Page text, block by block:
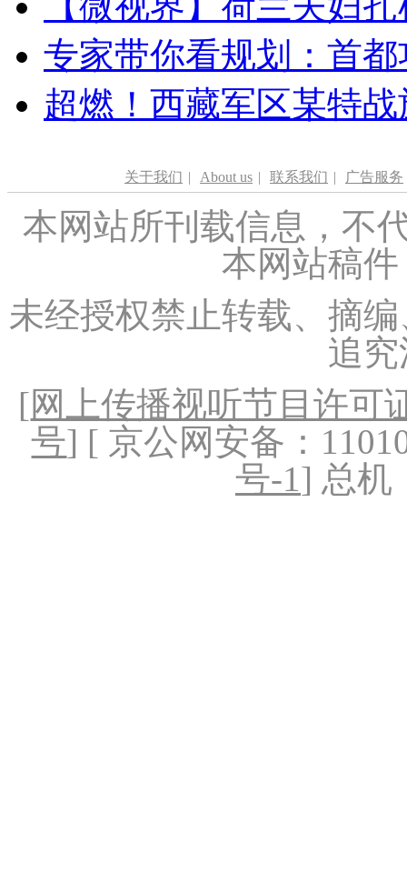
专家带你看规划：首
超燃！西藏军区某特
关于我们 | About us | 联系我们 | 广告服务
本网站所刊载信息，不
本网站稿
未经授权禁止转载、摘
追
[网上传播视听节目许可
号] [ 京公网安备：
号-1] 总机